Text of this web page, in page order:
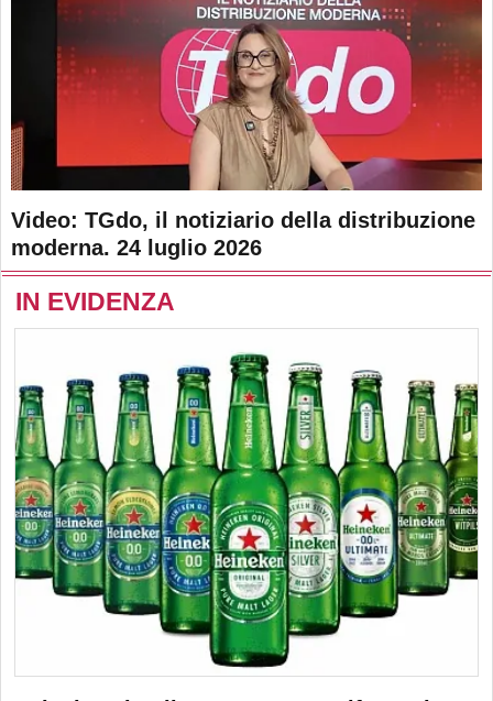
Video: TGdo, il notiziario della distribuzione
moderna. 24 luglio 2026
IN EVIDENZA